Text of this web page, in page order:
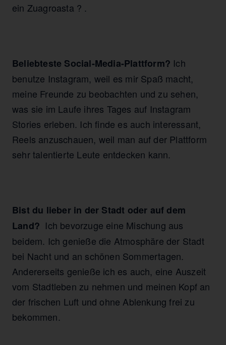
ein Zuagroasta ? .
Beliebteste Social-Media-Plattform? Ich
benutze Instagram, weil es mir Spaß macht,
meine Freunde zu beobachten und zu sehen,
was sie im Laufe ihres Tages auf Instagram
Stories erleben. Ich finde es auch interessant,
Reels anzuschauen, weil man auf der Plattform
sehr talentierte Leute entdecken kann.
Bist du lieber in der Stadt oder auf dem
Land? Ich bevorzuge eine Mischung aus
beidem. Ich genieße die Atmosphäre der Stadt
bei Nacht und an schönen Sommertagen.
Andererseits genieße ich es auch, eine Auszeit
vom Stadtleben zu nehmen und meinen Kopf an
der frischen Luft und ohne Ablenkung frei zu
bekommen.